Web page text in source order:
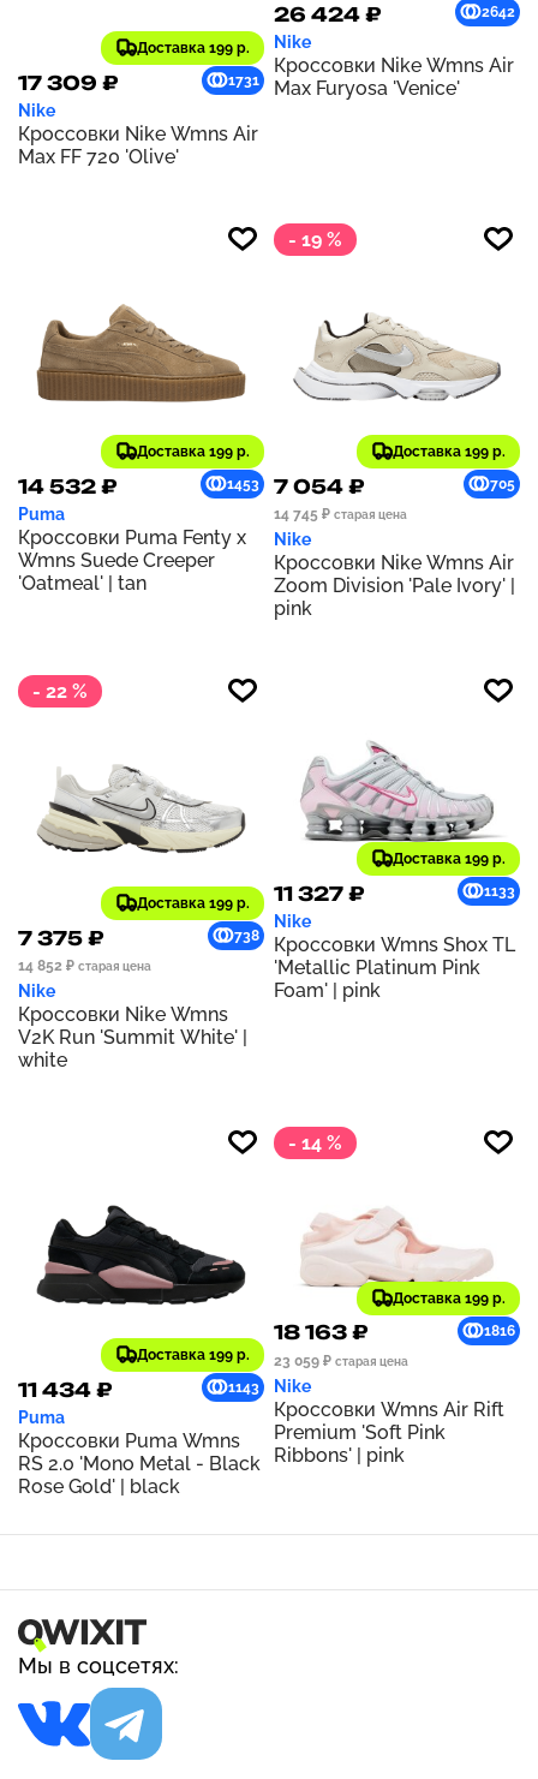
Доставка 199 р.
17 309 ₽ 1731
Nike
Кроссовки Nike Wmns Air
Max FF 720 'Olive'
26 424 ₽ 2642
Nike
Кроссовки Nike Wmns Air
Max Furyosa 'Venice'
Доставка 199 р.
14 532 ₽ 1453
Puma
Кроссовки Puma Fenty x
Wmns Suede Creeper
'Oatmeal' | tan
- 19 %
Доставка 199 р.
7 054 ₽
705
14 745 ₽ старая цена
Nike
Кроссовки Nike Wmns Air
Zoom Division 'Pale Ivory' |
pink
- 22 %
Доставка 199 р.
7 375 ₽
738
14 852 ₽ старая цена
Nike
Кроссовки Nike Wmns
V2K Run 'Summit White' |
white
Доставка 199 р.
11 327 ₽ 1133
Nike
Кроссовки Wmns Shox TL
'Metallic Platinum Pink
Foam' | pink
Доставка 199 р.
11 434 ₽ 1143
Puma
Кроссовки Puma Wmns
RS 2.0 'Mono Metal - Black
Rose Gold' | black
- 14 %
Доставка 199 р.
18 163 ₽
1816
23 059 ₽ старая цена
Nike
Кроссовки Wmns Air Rift
Premium 'Soft Pink
Ribbons' | pink
Мы в соцсетях: